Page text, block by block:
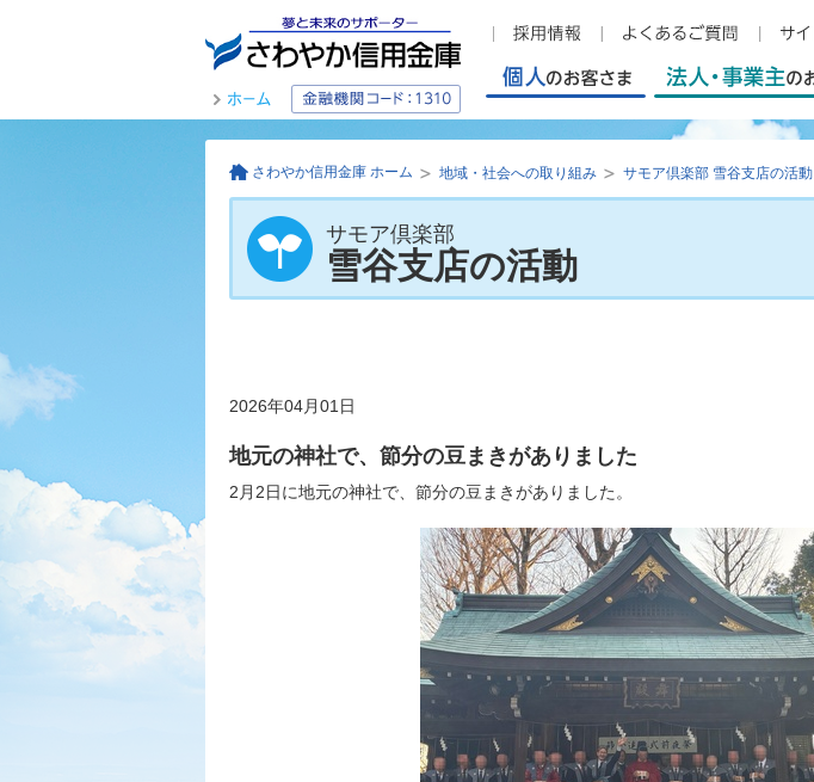
さわやか信用金庫 ホーム 地域・社会への取り組み サモア倶楽部 雪谷支店の活動
サモア倶楽部
雪谷支店の活動
2026年04月01日
地元の神社で、節分の豆まきがありました
2月2日に地元の神社で、節分の豆まきがありました。